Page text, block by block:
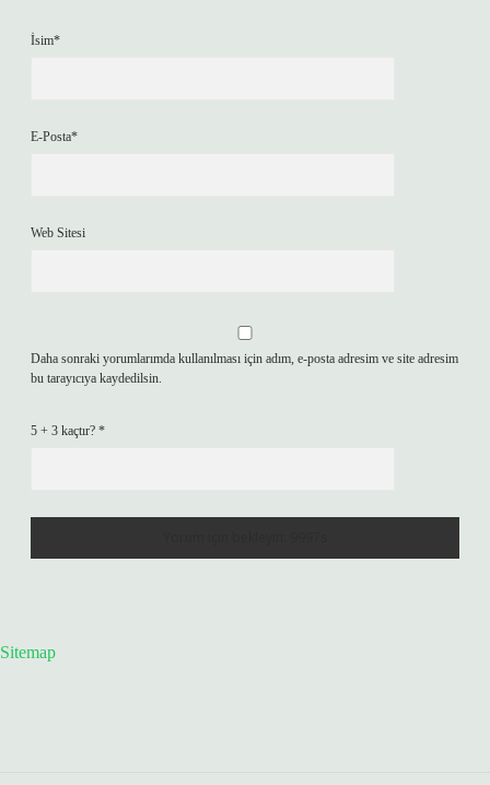
İsim*
E-Posta*
Web Sitesi
Daha sonraki yorumlarımda kullanılması için adım, e-posta adresim ve site adresim
bu tarayıcıya kaydedilsin.
5 + 3 kaçtır? *
Sitemap